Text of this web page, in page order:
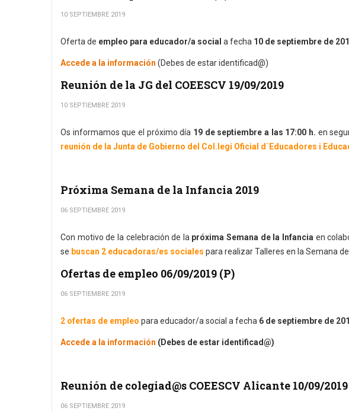
10 SEPTIEMBRE 2019
Oferta de empleo para educador/a social a fecha 10 de septiembre de
Accede a la información (Debes de estar identificad@)
Reunión de la JG del COEESCV 19/09/2019
10 SEPTIEMBRE 2019
Os informamos que el próximo día 19 de septiembre a las 17:00 h. en
reunión de la Junta de Gobierno del Col.legi Oficial d´Educadores i
Próxima Semana de la Infancia 2019
06 SEPTIEMBRE 2019
Con motivo de la celebración de la próxima Semana de la Infancia en
se buscan 2 educadoras/es sociales para realizar Talleres en la Semana
Ofertas de empleo 06/09/2019 (P)
06 SEPTIEMBRE 2019
2 ofertas de empleo para educador/a social a fecha 6 de septiembre de
Accede a la información (Debes de estar identificad@)
Reunión de colegiad@s COEESCV Alicante 10/09/2019
06 SEPTIEMBRE 2019